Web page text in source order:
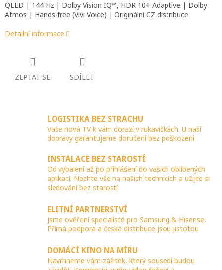
QLED | 144 Hz | Dolby Vision IQ™, HDR 10+ Adaptive | Dolby
Atmos | Hands-free (Vivi Voice) | Originální CZ distribuce
Detailní informace
ZEPTAT SE SDÍLET
LOGISTIKA BEZ STRACHU
Vaše nová TV k vám dorazí v rukavičkách. U naší
dopravy garantujeme doručení bez poškození
INSTALACE BEZ STAROSTÍ
Od vybalení až po přihlášení do vašich oblíbených
aplikací. Nechte vše na našich technicích a užijte si
sledování bez starostí
ELITNÍ PARTNERSTVÍ
Jsme ověření specialisté pro Samsung & Hisense.
Přímá podpora a česká distribuce jsou jistotou
DOMÁCÍ KINO NA MÍRU
Navrhneme vám zážitek, který sousedi budou